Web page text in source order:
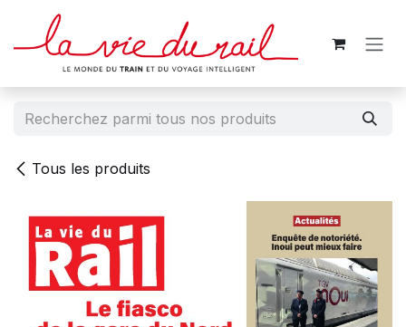
Se rendre au contenu
Tous les produits